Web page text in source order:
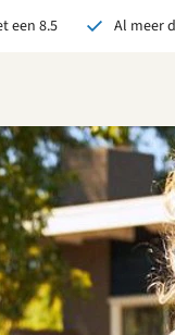
een 8.5 Al meer
bij RCN boekt, krijg je:
De beste prijsgarantie
Exclusieve voordelen
Persoonlijk contact
alle voordelen